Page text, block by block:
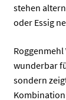
stehen
oder Essig
wunderbar
sondern